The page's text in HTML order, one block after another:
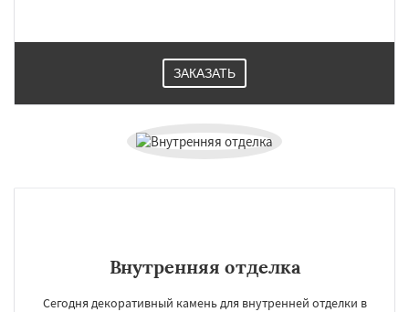
ЗАКАЗАТЬ
Внутренняя отделка
Сегодня декоративный камень для внутренней отделки в